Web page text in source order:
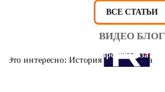
ВСЕ СТАТЬИ
ВИДЕО БЛОГ
Это интересно: История противогаза